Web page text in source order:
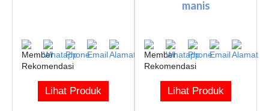
Lihat Produk
manis
Lihat Produk